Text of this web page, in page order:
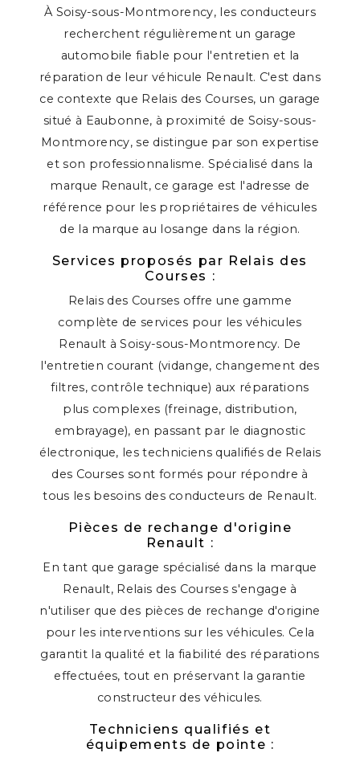
À Soisy-sous-Montmorency, les conducteurs
recherchent régulièrement un garage
automobile fiable pour l'entretien et la
réparation de leur véhicule Renault. C'est dans
ce contexte que Relais des Courses, un garage
situé à Eaubonne, à proximité de Soisy-sous-
Montmorency, se distingue par son expertise
et son professionnalisme. Spécialisé dans la
marque Renault, ce garage est l'adresse de
référence pour les propriétaires de véhicules
de la marque au losange dans la région.
Services proposés par Relais des
Courses :
Relais des Courses offre une gamme
complète de services pour les véhicules
Renault à Soisy-sous-Montmorency. De
l'entretien courant (vidange, changement des
filtres, contrôle technique) aux réparations
plus complexes (freinage, distribution,
embrayage), en passant par le diagnostic
électronique, les techniciens qualifiés de Relais
des Courses sont formés pour répondre à
tous les besoins des conducteurs de Renault.
Pièces de rechange d'origine
Renault :
En tant que garage spécialisé dans la marque
Renault, Relais des Courses s'engage à
n'utiliser que des pièces de rechange d'origine
pour les interventions sur les véhicules. Cela
garantit la qualité et la fiabilité des réparations
effectuées, tout en préservant la garantie
constructeur des véhicules.
Techniciens qualifiés et
équipements de pointe :